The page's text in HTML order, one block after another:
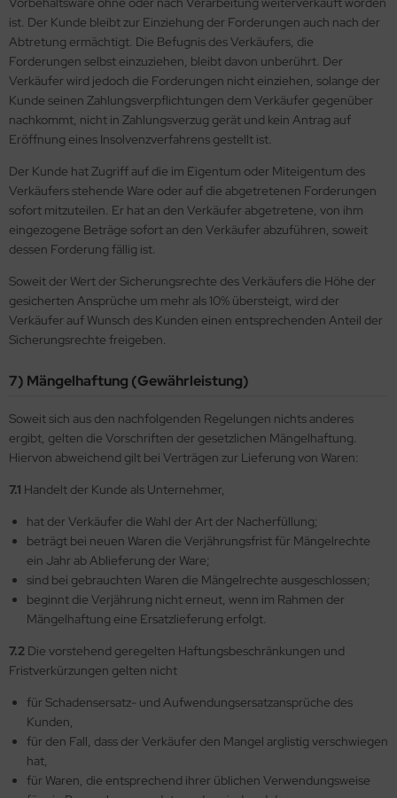
ist. Der Kunde bleibt zur Einziehung der Forderungen auch nach der
Abtretung ermächtigt. Die Befugnis des Verkäufers, die
Forderungen selbst einzuziehen, bleibt davon unberührt. Der
Verkäufer wird jedoch die Forderungen nicht einziehen, solange der
Kunde seinen Zahlungsverpflichtungen dem Verkäufer gegenüber
nachkommt, nicht in Zahlungsverzug gerät und kein Antrag auf
Eröffnung eines Insolvenzverfahrens gestellt ist.
Der Kunde hat Zugriff auf die im Eigentum oder Miteigentum des
Verkäufers stehende Ware oder auf die abgetretenen Forderungen
sofort mitzuteilen. Er hat an den Verkäufer abgetretene, von ihm
eingezogene Beträge sofort an den Verkäufer abzuführen, soweit
dessen Forderung fällig ist.
Soweit der Wert der Sicherungsrechte des Verkäufers die Höhe der
gesicherten Ansprüche um mehr als 10% übersteigt, wird der
Verkäufer auf Wunsch des Kunden einen entsprechenden Anteil der
Sicherungsrechte freigeben.
7) Mängelhaftung (Gewährleistung)
Soweit sich aus den nachfolgenden Regelungen nichts anderes
ergibt, gelten die Vorschriften der gesetzlichen Mängelhaftung.
Hiervon abweichend gilt bei Verträgen zur Lieferung von Waren:
7.1 Handelt der Kunde als Unternehmer,
hat der Verkäufer die Wahl der Art der Nacherfüllung;
beträgt bei neuen Waren die Verjährungsfrist für Mängelrechte
ein Jahr ab Ablieferung der Ware;
sind bei gebrauchten Waren die Mängelrechte ausgeschlossen;
beginnt die Verjährung nicht erneut, wenn im Rahmen der
Mängelhaftung eine Ersatzlieferung erfolgt.
7.2 Die vorstehend geregelten Haftungsbeschränkungen und
Fristverkürzungen gelten nicht
für Schadensersatz- und Aufwendungsersatzansprüche des
Kunden,
für den Fall, dass der Verkäufer den Mangel arglistig verschwiegen
hat,
für Waren, die entsprechend ihrer üblichen Verwendungsweise